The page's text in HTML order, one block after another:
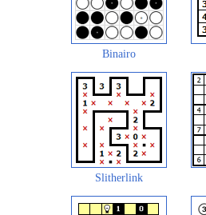
Binairo
Slitherlink